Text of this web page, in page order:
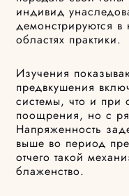
индивид
демонстрируются
областях практики.
Изучения
предвкушения
системы, что и при
поощрения, но с
Напряженность
выше во период
отчего такой
блаженство.